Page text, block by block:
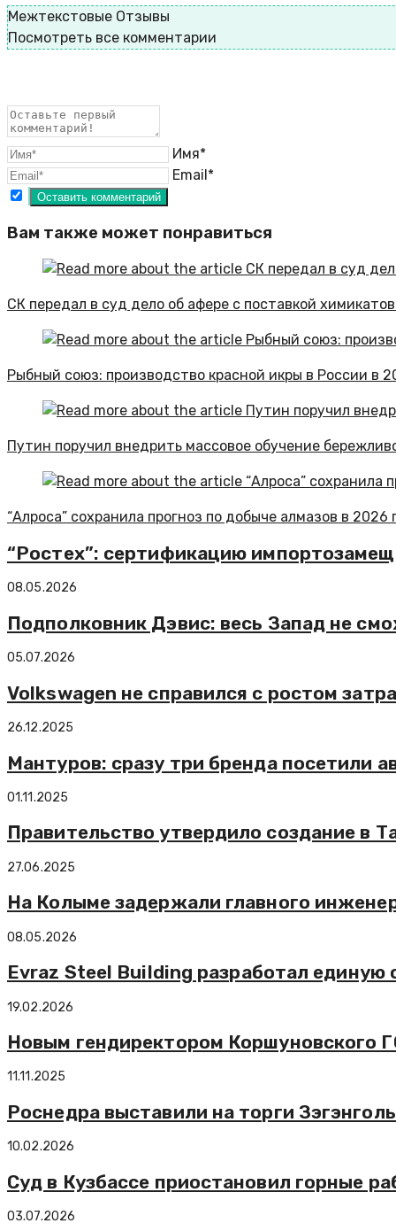
Межтекстовые Отзывы
Посмотреть все комментарии
Имя*
Email*
Вам также может понравиться
СК передал в суд дело об афере с поставкой
Рыбный союз: производство красной икры в России в
Путин поручил внедрить массовое обучение
“Алроса” сохранила прогноз по добыче алмазов в 2026
“Ростех”: сертификацию
08.05.2026
Подполковник Дэвис: весь Запад не
05.07.2026
Volkswagen не справился с ростом
26.12.2025
Мантуров: сразу три бренда посетили
01.11.2025
Правительство утвердило создание в
27.06.2025
На Колыме задержали главного
08.05.2026
Evraz Steel Building разработал единую
19.02.2026
Новым гендиректором Коршуновского
11.11.2025
Роснедра выставили на торги
10.02.2026
Суд в Кузбассе приостановил горные
03.07.2026